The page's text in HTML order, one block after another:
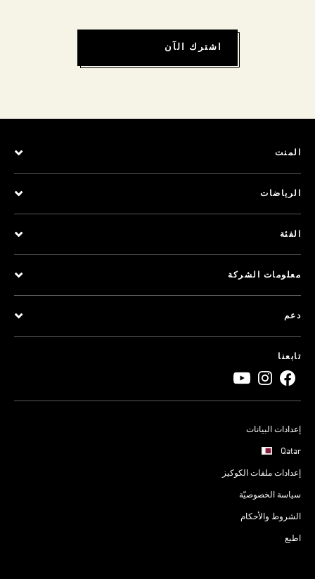
اشترك الآن
المنت
الرياضات
الفئة
معلومات الشركة
دعم
تابعنا
إعدادات البيانات
Qatar
إعدادات ملفات الكوكيز
سياسة الخصوصيّة
الشروط والأحكام
اطبع